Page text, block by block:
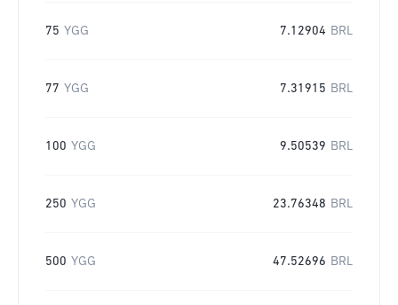
75 YGG 7.12904 BRL
77 YGG 7.31915 BRL
100 YGG 9.50539 BRL
250 YGG 23.76348 BRL
500 YGG 47.52696 BRL